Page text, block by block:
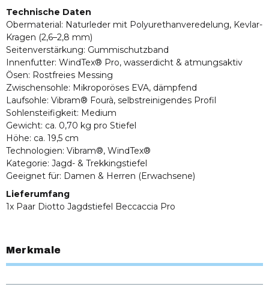
Technische Daten
Obermaterial: Naturleder mit Polyurethanveredelung, Kevlar-
Kragen (2,6–2,8 mm)
Seitenverstärkung: Gummischutzband
Innenfutter: WindTex® Pro, wasserdicht & atmungsaktiv
Ösen: Rostfreies Messing
Zwischensohle: Mikroporöses EVA, dämpfend
Laufsohle: Vibram® Fourà, selbstreinigendes Profil
Sohlensteifigkeit: Medium
Gewicht: ca. 0,70 kg pro Stiefel
Höhe: ca. 19,5 cm
Technologien: Vibram®, WindTex®
Kategorie: Jagd- & Trekkingstiefel
Geeignet für: Damen & Herren (Erwachsene)
Lieferumfang
1x Paar Diotto Jagdstiefel Beccaccia Pro
Merkmale